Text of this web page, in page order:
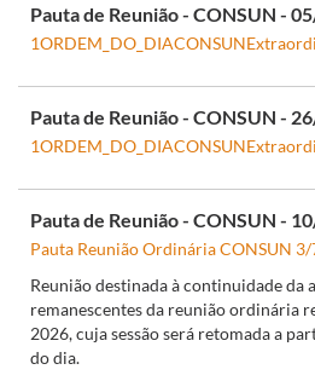
Pauta de Reunião - CONSUN -
Pauta de Reunião - CONSUN -
Pauta de Reunião - CONSUN -
Pauta Reunião Ordinária CONSUN
Reunião destinada à continuidade da
remanescentes da reunião ordinária
2026, cuja sessão será retomada a
do dia.